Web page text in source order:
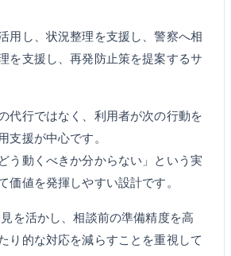
用し、状況整理を支援し、警察へ相
を支援し、再発防止策を提案するサ
代行ではなく、利用者が次の行動を
支援が中心です。
う動くべきか分からない」という実
価値を発揮しやすい設計です。
を活かし、相談前の準備精度を高
り的な対応を減らすことを重視して